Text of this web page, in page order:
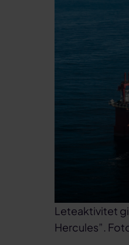
Leteaktivitet
Hercules”.